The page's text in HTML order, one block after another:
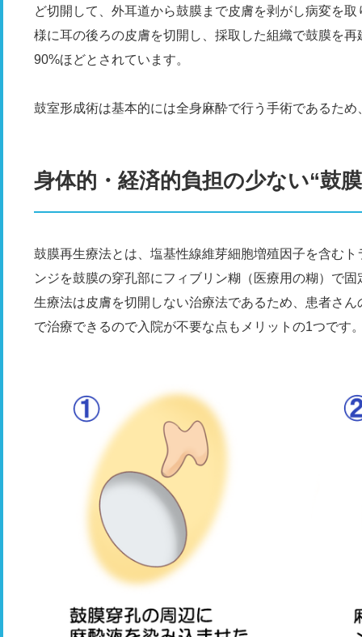
ど切開して、外耳道から鼓膜まで皮膚を剥がし病変を
様に耳の後ろの皮膚を切開し、採取した組織で鼓膜を
90%ほどとされています。
鼓室形成術は基本的には全身麻酔で行う手術であるため
身体的・経済的負担の少ない“鼓
鼓膜再生療法とは、塩基性線維芽細胞増殖因子を含む
ンジを鼓膜の穿孔部にフィブリン糊（医療用の糊）で
生療法は皮膚を切開しない治療法であるため、患者さ
で治療できるので入院が不要な点もメリットの1つです